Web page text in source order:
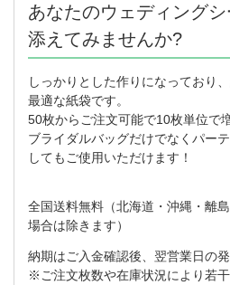
あなたのウェディング
添えてみませんか?
しっかりとした作りになっており
最適な紙袋です。
50枚からご注文可能で10枚単位で
ブライダルバッグだけでなくパー
してもご使用いただけます！
全国送料無料（北海道・沖縄・離
場合は除きます）
納期はご入金確認後、翌営業日の発
※ご注文枚数や在庫状況により若